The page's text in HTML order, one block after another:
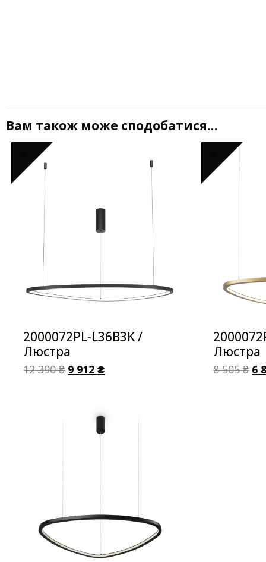
Вам також може сподобатися…
2000072PL-L36B3K /
Люстра
12 390₴ 9 912₴
Люстра
8 505₴ 6